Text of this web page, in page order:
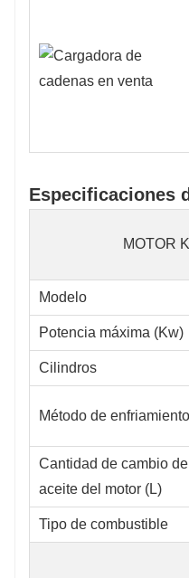
Especificaciones
MOTOR
Modelo
Potencia máxima (Kw)
Cilindros
Método de enfriamiento
Cantidad de cambio de
aceite del motor (L)
Tipo de combustible